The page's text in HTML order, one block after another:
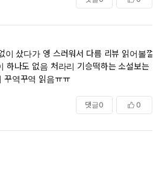
이 샀다가 엥 스러워서 다름 리뷰 읽어볼껄
하나도 없음 처라리 기승떡하는 소설보는
역꾸역 읽음ㅠㅠ
댓글0 0